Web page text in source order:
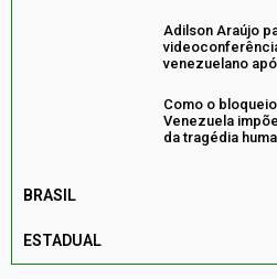
Adilson Araújo
venezuelano
Como o
Venezuela
da tragédia
BRASIL
ESTADUAL